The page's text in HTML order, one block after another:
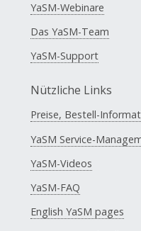
YaSM-Webinare
Das YaSM-Team
YaSM-Support
Nützliche Links
Preise, Bestell-
YaSM Service-
YaSM-Videos
YaSM-FAQ
English YaSM pages